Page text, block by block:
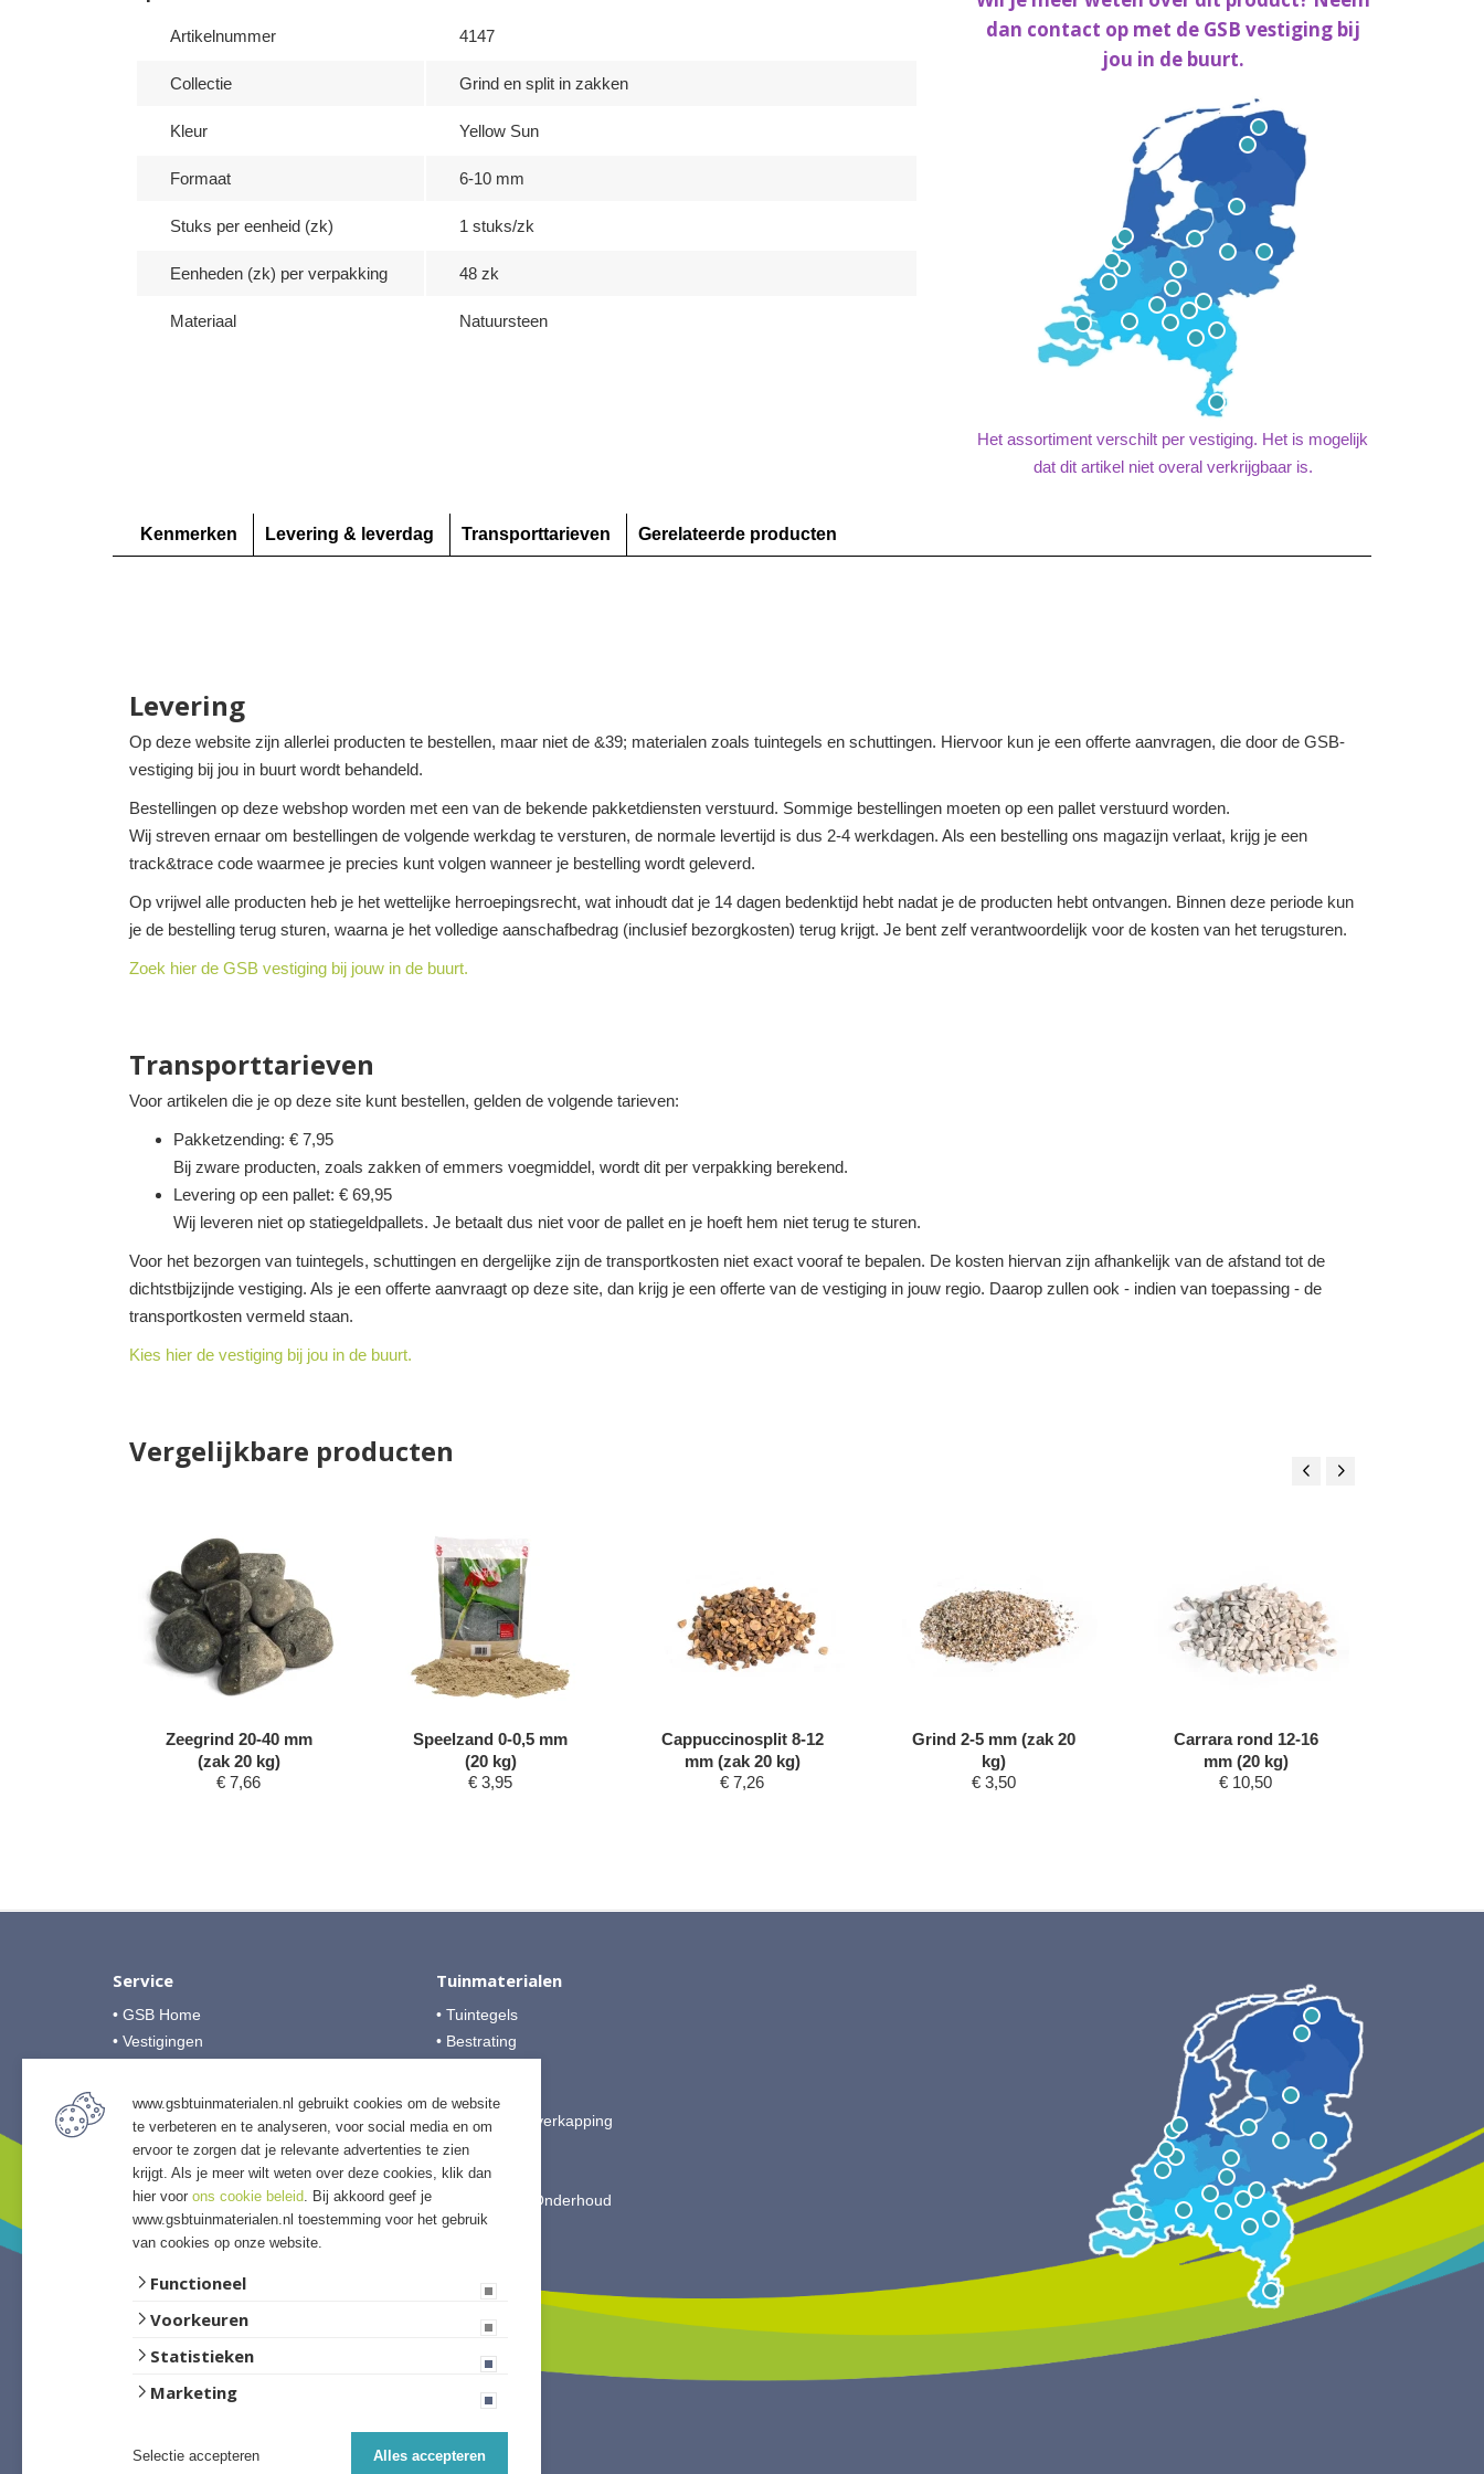
Artikelnummer 4147
Collectie Grind en split in zakken
Kleur Yellow Sun
Formaat 6-10 mm
Stuks per eenheid (zk) 1 stuks/zk
Eenheden (zk) per verpakking 48 zk
Materiaal Natuursteen
dan contact op met de GSB vestiging bij
jou in de buurt.
Het assortiment verschilt per vestiging. Het is mogelijk
dat dit artikel niet overal verkrijgbaar is.
Kenmerken Levering & leverdag Transporttarieven Gerelateerde producten
Levering
Op deze website zijn allerlei producten te bestellen, maar niet de &39; materialen zoals tuintegels en schuttingen. Hiervoor kun je een offerte aanvragen, die door de GSB-
vestiging bij jou in buurt wordt behandeld.
Bestellingen op deze webshop worden met een van de bekende pakketdiensten verstuurd. Sommige bestellingen moeten op een pallet verstuurd worden.
Wij streven ernaar om bestellingen de volgende werkdag te versturen, de normale levertijd is dus 2-4 werkdagen. Als een bestelling ons magazijn verlaat, krijg je een
track&trace code waarmee je precies kunt volgen wanneer je bestelling wordt geleverd.
Op vrijwel alle producten heb je het wettelijke herroepingsrecht, wat inhoudt dat je 14 dagen bedenktijd hebt nadat je de producten hebt ontvangen. Binnen deze periode kun
je de bestelling terug sturen, waarna je het volledige aanschafbedrag (inclusief bezorgkosten) terug krijgt. Je bent zelf verantwoordelijk voor de kosten van het terugsturen.
Zoek hier de GSB vestiging bij jouw in de buurt.
Transporttarieven
Voor artikelen die je op deze site kunt bestellen, gelden de volgende tarieven:
Pakketzending: € 7,95
Bij zware producten, zoals zakken of emmers voegmiddel, wordt dit per verpakking berekend.
Levering op een pallet: € 69,95
Wij leveren niet op statiegeldpallets. Je betaalt dus niet voor de pallet en je hoeft hem niet terug te sturen.
Voor het bezorgen van tuintegels, schuttingen en dergelijke zijn de transportkosten niet exact vooraf te bepalen. De kosten hiervan zijn afhankelijk van de afstand tot de
dichtstbijzijnde vestiging. Als je een offerte aanvraagt op deze site, dan krijg je een offerte van de vestiging in jouw regio. Daarop zullen ook - indien van toepassing - de
transportkosten vermeld staan.
Kies hier de vestiging bij jou in de buurt.
Vergelijkbare producten
Zeegrind 20-40 mm
(zak 20 kg)
€ 7,66
Speelzand 0-0,5 mm
(20 kg)
€ 3,95
Cappuccinosplit 8-12
mm (zak 20 kg)
€ 7,26
Grind 2-5 mm (zak 20
kg)
€ 3,50
Carrara rond 12-16
mm (20 kg)
€ 10,50
Service
• GSB Home
• Vestigingen
• Veelgestelde vragen
• Algemene voorwaarden
• Betalingsmogelijkheden
• Privacyverklaring
Tuinmaterialen
• Tuintegels
• Bestrating
• Tuinhout
• Tuinhuis & Overkapping
• Verlichting
• Accessoires
• Afwerking & Onderhoud
www.gsbtuinmaterialen.nl gebruikt cookies om de website
te verbeteren en te analyseren, voor social media en om
ervoor te zorgen dat je relevante advertenties te zien
krijgt. Als je meer wilt weten over deze cookies, klik dan
hier voor ons cookie beleid. Bij akkoord geef je
www.gsbtuinmaterialen.nl toestemming voor het gebruik
van cookies op onze website.
Functioneel
Voorkeuren
Statistieken
Marketing
Selectie accepteren Alles accepteren